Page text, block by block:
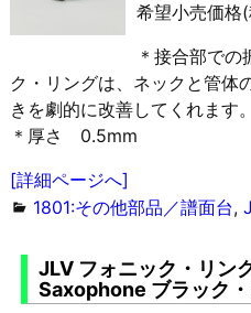
希望小売価
＊接合部で
ク・リングは、ネックと管体
きを劇的に改善してくれます。
＊厚さ 0.5mm
[詳細ページへ]
1801:その他部品／譜面台,
JLV フォニック・リン
Saxophone ブラック